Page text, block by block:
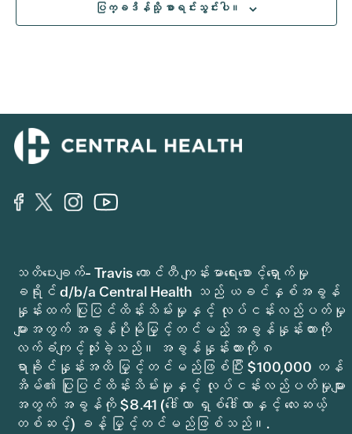
ပြက္ခဒိန်သို့ စာရင်းသွင်းပါ။
သတိပေးချက်- Travis ကောင်တီ ကျန်းမာရေးစောင့်ရှောက်မှု
ခရိုင် d/b/a Central Health သည် ယခင်နှစ်အခွန်
နှုန်းထက် ပြုပြင်ထိန်းသိမ်းမှုနှင့် လုပ်ငန်းလည်ပတ်မှု
များအတွက် အခွန်ပိုမိုမြှင့်တင်မည့် အခွန်နှုန်းထားကို
လက်ခံကျင့်သုံးခဲ့သည်။ အခွန်နှုန်းထားကို ၈
ရာခိုင်နှုန်းအထိ မြှင့်တင်မည်ဖြစ်ပြီး $100,000 တန်
အိမ်၏ ပြုပြင်ထိန်းသိမ်းမှုနှင့် လုပ်ငန်းလည်ပတ်မှုများ
အတွက် အခွန်ကို $8.41 (ဒေါ်လာ ရှစ်ဒေါ်လာနှင့် လေးဆယ့်
တစ်ဆင့်) ခန့် မြှင့်တင်မည်ဖြစ်သည်။.